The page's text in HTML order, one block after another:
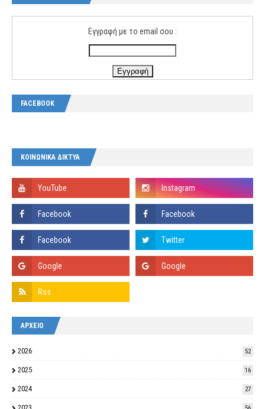
Εγγραφή με το email σου :
FACEBOOK
ΚΟΙΝΩΝΙΚΑ ΔΙΚΤΥΑ
ΑΡΧΕΙΟ
2026 52
2025 16
2024 27